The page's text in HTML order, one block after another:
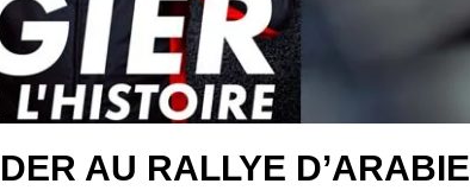
AU RALLYE D’ARABIE